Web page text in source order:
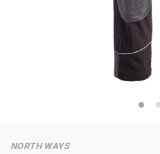
NORTH WAYS